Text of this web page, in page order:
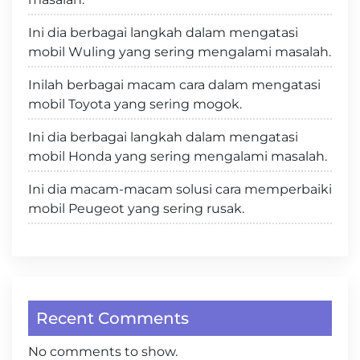
Ini dia berbagai langkah dalam mengatasi
mobil Wuling yang sering mengalami masalah.
Inilah berbagai macam cara dalam mengatasi
mobil Toyota yang sering mogok.
Ini dia berbagai langkah dalam mengatasi
mobil Honda yang sering mengalami masalah.
Ini dia macam-macam solusi cara memperbaiki
mobil Peugeot yang sering rusak.
Recent Comments
No comments to show.